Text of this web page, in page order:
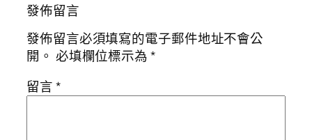
發佈留言
發佈留言必須填寫的電子郵件地址不會公
開。 必填欄位標示為*
留言*